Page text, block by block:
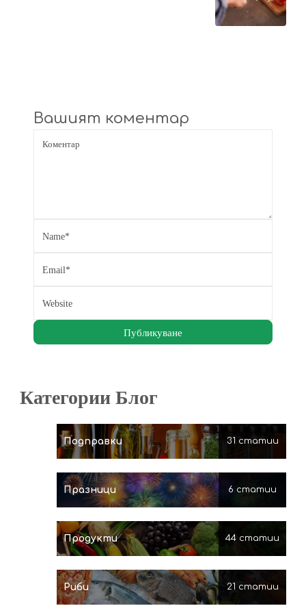
Вашият коментар
Категории Блог
Подправки 31 статии
Празници 6 статии
Продукти 44 статии
Риби 21 статии